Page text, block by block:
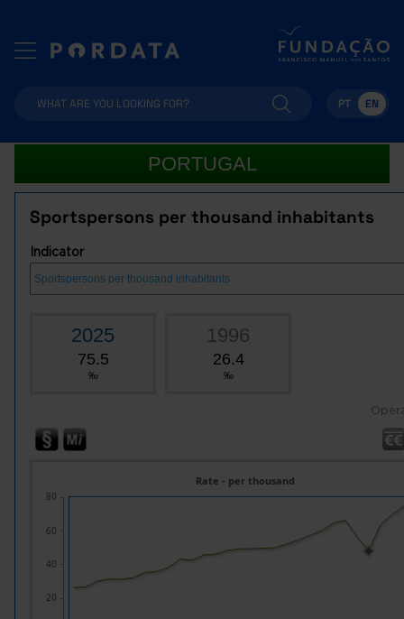
PT EN
PORTUGAL
Sportspersons per thousand inhabitants
Indicator
2025
75.5
‰
1996
26.4
‰
Rate - per thousand
20
40
60
80